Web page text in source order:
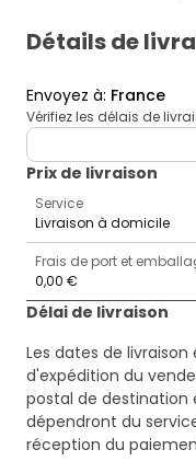
Détails de
Envoyez à: France
Vérifiez les délais de
deliveryCountry
Prix ​​de livraison
Service
Livraison à domicile
Frais de port et
0,00 €
Délai de livraison
Les dates de
d'expédition du
postal de
dépendront du
réception du